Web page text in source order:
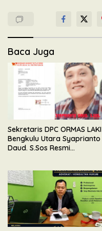
Baca Juga
Sekretaris DPC ORMAS LAKI
Bengkulu Utara Syaprianto
Daud. S.Sos Resmi